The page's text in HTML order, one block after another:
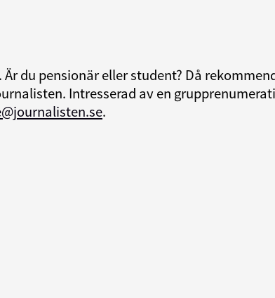
Är du pensionär eller student? Då
Intresserad av en
.